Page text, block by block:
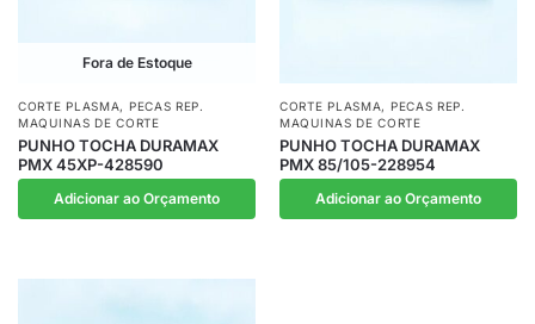
Fora de Estoque
CORTE PLASMA, PECAS REP.
MAQUINAS DE CORTE
PUNHO TOCHA DURAMAX
PMX 45XP-428590
Adicionar ao Orçamento
CORTE PLASMA, PECAS REP.
MAQUINAS DE CORTE
PUNHO TOCHA DURAMAX
PMX 85/105-228954
Adicionar ao Orçamento